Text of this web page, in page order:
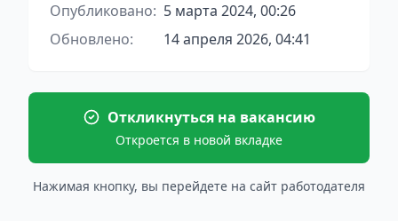
Опубликовано: 5 марта 2024, 00:26
Обновлено:
14 апреля 2026, 04:41
Откликнуться на вакансию
Откроется в новой вкладке
Нажимая кнопку, вы перейдете на сайт работодателя